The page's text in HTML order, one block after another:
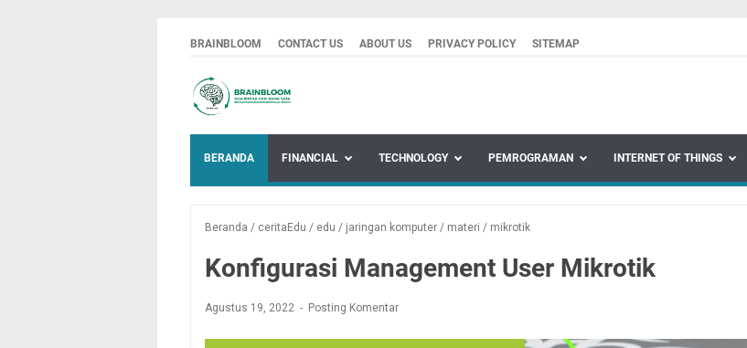
BRAINBLOOM CONTACT US ABOUT US PRIVACY POLICY SITEMAP
BERANDA FINANCIAL TECHNOLOGY PEMROGRAMAN INTERNET OF THINGS
Beranda / ceritaEdu / edu / jaringan komputer / materi / mikrotik
Konfigurasi Management User Mikrotik
Agustus 19, 2022 Posting Komentar